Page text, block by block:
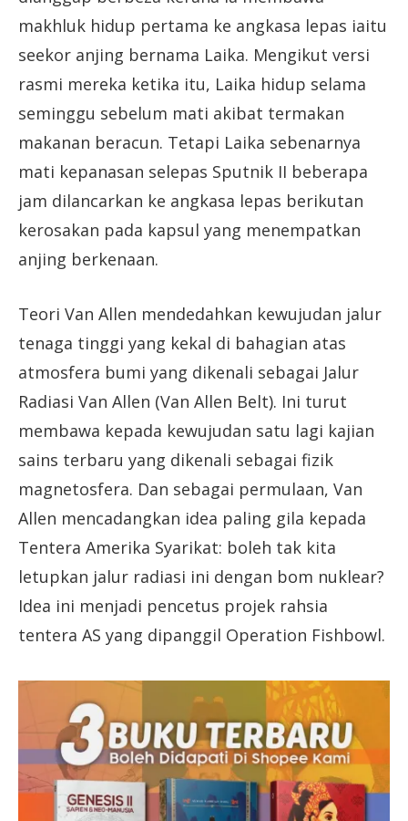
makhluk hidup pertama ke angkasa lepas iaitu
seekor anjing bernama Laika. Mengikut versi
rasmi mereka ketika itu, Laika hidup selama
seminggu sebelum mati akibat termakan
makanan beracun. Tetapi Laika sebenarnya
mati kepanasan selepas Sputnik II beberapa
jam dilancarkan ke angkasa lepas berikutan
kerosakan pada kapsul yang menempatkan
anjing berkenaan.
Teori Van Allen mendedahkan kewujudan jalur
tenaga tinggi yang kekal di bahagian atas
atmosfera bumi yang dikenali sebagai Jalur
Radiasi Van Allen (Van Allen Belt). Ini turut
membawa kepada kewujudan satu lagi kajian
sains terbaru yang dikenali sebagai fizik
magnetosfera. Dan sebagai permulaan, Van
Allen mencadangkan idea paling gila kepada
Tentera Amerika Syarikat: boleh tak kita
letupkan jalur radiasi ini dengan bom nuklear?
Idea ini menjadi pencetus projek rahsia
tentera AS yang dipanggil Operation Fishbowl.